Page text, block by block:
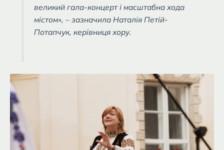
великий гала-концерт і масштабна хода
містом», – зазначила Наталія Петій-
Потапчук, керівниця хору.